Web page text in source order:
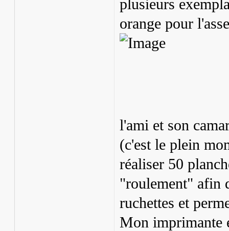
plusieurs
orange pour
l'ami et son
(c'est le plein
réaliser 50
"roulement" afin
ruchettes et
Mon imprimante